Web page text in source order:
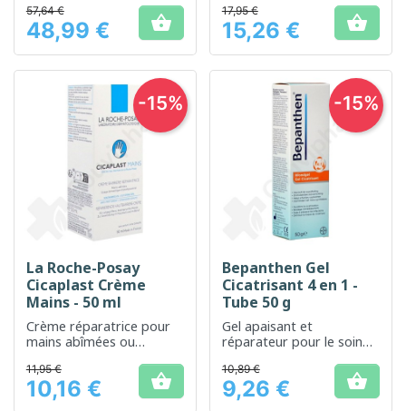
Prix
57,64 €
48,99 € 
sensibles ou fragilisées.
Prix
17,95 €
15,26 € 
La Roche-Posay
Cicaplast Crème
Mains - 50 ml
Crème réparatrice pour
mains abîmées ou
protection quotidienne.
Prix
11,95 €
10,16 € 
-15%
Bepanthen Gel
Cicatrisant 4 en 1 -
Tube 50 g
Gel apaisant et
réparateur pour le soin
abîmées
Prix
10,89 €
9,26 € 
-15%